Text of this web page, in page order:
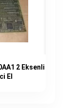
2 Eksenli
El